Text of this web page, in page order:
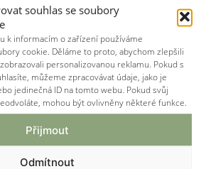
souhlas se soubory
k informacím o zařízení používáme
cookie. Děláme to proto, abychom zlepšili
personalizovanou reklamu. Pokud s
můžeme zpracovávat údaje, jako je
jedinečná ID na tomto webu. Pokud svůj
mohou být ovlivněny některé funkce.
Přijmout
Odmítnout